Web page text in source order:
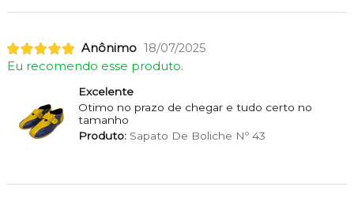
Anônimo 18/07/2025
Eu recomendo esse produto.
Excelente
Otimo no prazo de chegar e tudo certo no
tamanho
Produto:Sapato De Boliche Nº 43